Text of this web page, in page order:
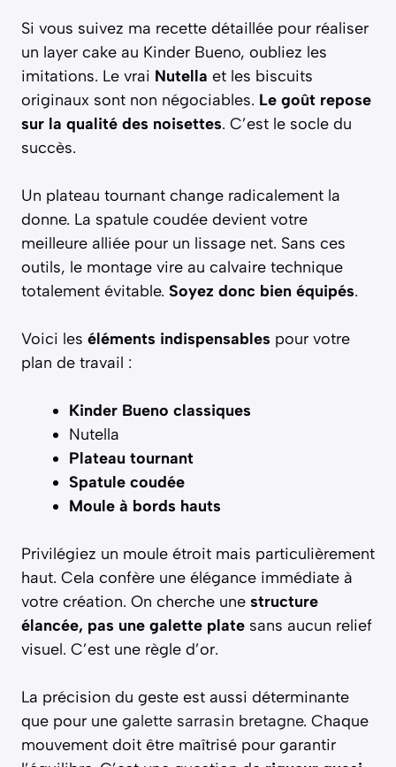
Si vous suivez ma recette détaillée pour réaliser
un layer cake au Kinder Bueno, oubliez les
imitations. Le vrai Nutella et les biscuits
originaux sont non négociables. Le goût repose
sur la qualité des noisettes. C’est le socle du
succès.
Un plateau tournant change radicalement la
donne. La spatule coudée devient votre
meilleure alliée pour un lissage net. Sans ces
outils, le montage vire au calvaire technique
totalement évitable. Soyez donc bien équipés.
Voici les éléments indispensables pour votre
plan de travail :
Kinder Bueno classiques
Nutella
Plateau tournant
Spatule coudée
Moule à bords hauts
Privilégiez un moule étroit mais particulièrement
haut. Cela confère une élégance immédiate à
votre création. On cherche une structure
élancée, pas une galette plate sans aucun relief
visuel. C’est une règle d’or.
La précision du geste est aussi déterminante
que pour une galette sarrasin bretagne. Chaque
mouvement doit être maîtrisé pour garantir